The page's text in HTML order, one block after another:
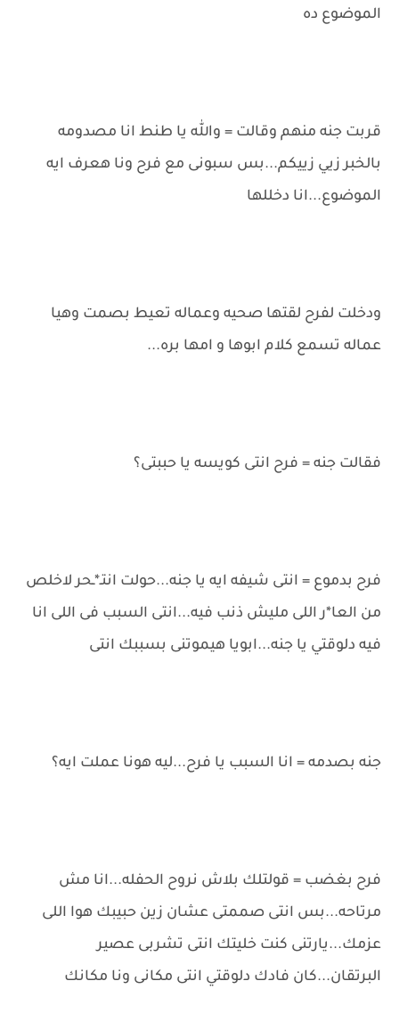
الموضوع ده
قربت جنه منهم وقالت = والله يا طنط انا مصدومه
بالخبر زيي زييكم...بس سبونى مع فرح ونا هعرف ايه
الموضوع...انا دخللها
ودخلت لفرح لقتها صحيه وعماله تعيط بصمت وهيا
عماله تسمع كلام ابوها و امها بره...
فقالت جنه = فرح انتى كويسه يا حببتى؟
فرح بدموع = انتى شيفه ايه يا جنه...حولت انتـ*ـحر لاخلص
من العا*ر اللى مليش ذنب فيه...انتى السبب فى اللى انا
فيه دلوقتي يا جنه...ابويا هيموتنى بسببك انتى
جنه بصدمه = انا السبب يا فرح...ليه هونا عملت ايه؟
فرح بغضب = قولتلك بلاش نروح الحفله...انا مش
مرتاحه...بس انتى صممتى عشان زين حبيبك هوا اللى
عزمك...يارتنى كنت خليتك انتى تشربى عصير
البرتقان...كان فادك دلوقتي انتى مكانى ونا مكانك